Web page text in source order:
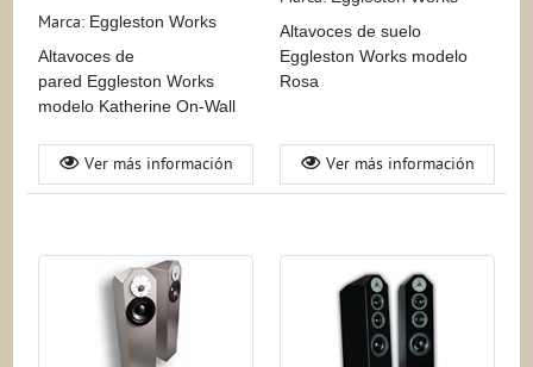
Marca: Eggleston Works
Altavoces de
pared Eggleston Works
modelo Katherine On-Wall
Ver más información
Altavoces de suelo
Eggleston Works modelo
Rosa
Ver más información